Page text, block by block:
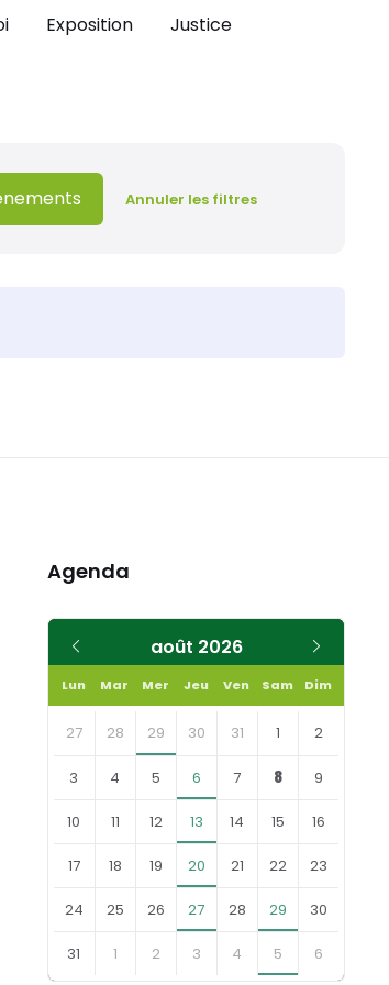
Exposition
Justice
Annuler les filtres
Agenda
août 2026
précédent
suivant
Lun Mar Mer Jeu Ven Sam Dim
Skip
calendar
27 28 29 30 31 1 2
3 4 5 6 7 8 9
10 11 12 13 14 15 16
17 18 19 20 21 22 23
24 25 26 27 28 29 30
31 1 2 3 4 5 6